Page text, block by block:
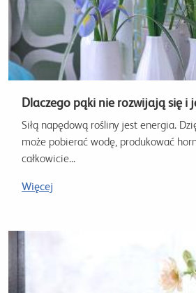
Dlaczego pąki nie rozwijają się i
Siłą napędową rośliny jest energia.
może pobierać wodę, produkować
całkowicie...
Więcej